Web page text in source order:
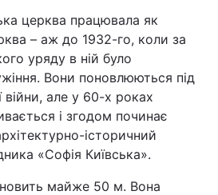
церква працювала як
– аж до 1932-го, коли за
уряду в ній було
Вони поновлюються під
війни, але у 60-х роках
і згодом починає
історичний
«Софія Київська».
майже 50 м. Вона